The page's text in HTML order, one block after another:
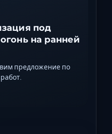
под
на ранней
предложение по